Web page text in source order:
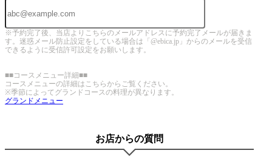
※予約完了後、当店よりこちらのメールアドレスに予約完了メールが届きま
す。迷惑メール防止設定をしている場合は「@ebica.jp」からのメールを受信
できるように受信許可設定をお願いします。
■■コースメニュー詳細■■
コースメニューの詳細はこちらからご覧ください。
※季節によってグランドコースの料理が異なります。
グランドメニュー
お店からの質問